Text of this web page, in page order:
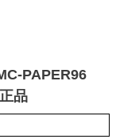
PAPER96
品